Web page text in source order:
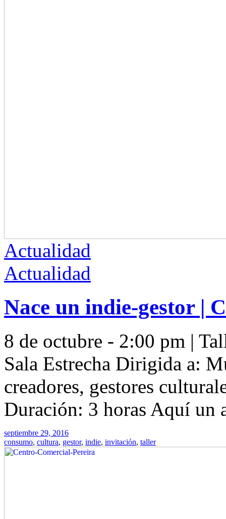
Actualidad
Actualidad
Nace un indie-gestor |
8 de octubre - 2:00 pm |
Sala Estrecha Dirigida a:
creadores, gestores
Duración: 3 horas Aquí un
septiembre 29, 2016
consumo, cultura, gestor, indie, invitación, taller